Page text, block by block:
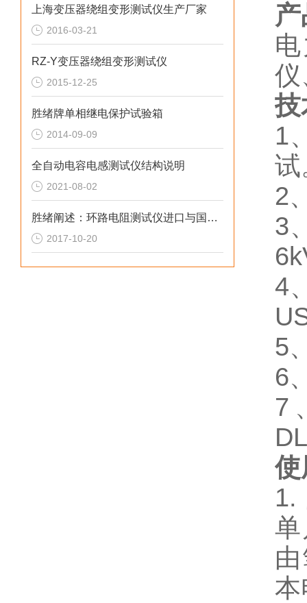
上海变压器绕组变形测试仪生产厂家
2016-03-21
RZ-Y变压器绕组变形测试仪
2015-12-25
胜绪牌单相继电保护试验箱
2014-09-09
全自动电容电感测试仪结构说明
2021-08-02
胜绪阐述：环路电阻测试仪进口与国产的区别
2017-10-20
仪
技
1
试
2
3
4
5
6
7
使
1.
本